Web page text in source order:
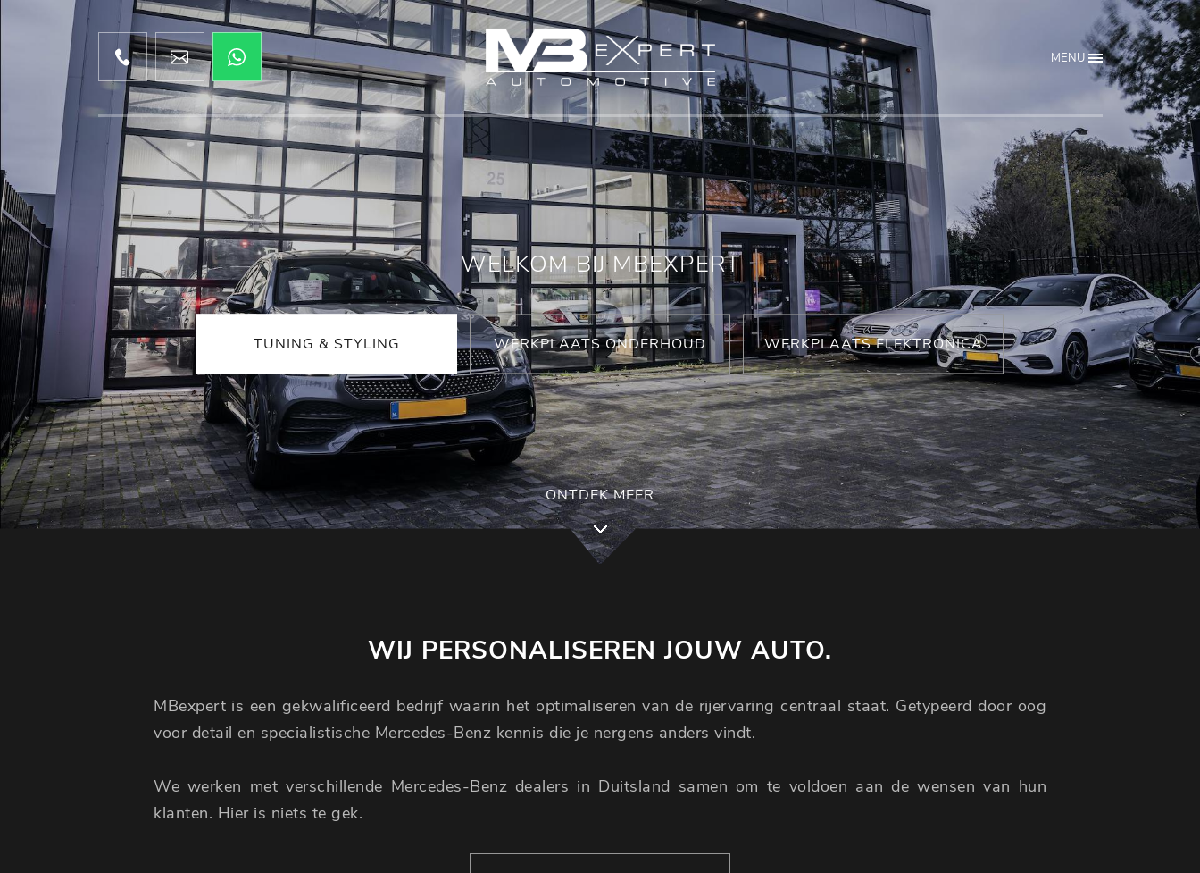
MENU
WELKOM BIJ MBEXPERT
TUNING & STYLING WERKPLAATS ONDERHOUD WERKPLAATS ELEKTRONICA
ONTDEK MEER
WIJ PERSONALISEREN JOUW AUTO.
MBexpert is een gekwalificeerd bedrijf waarin het optimaliseren van de rijervaring centraal staat. Getypeerd door oog
voor detail en specialistische Mercedes-Benz kennis die je nergens anders vindt.
We werken met verschillende Mercedes-Benz dealers in Duitsland samen om te voldoen aan de wensen van hun
klanten. Hier is niets te gek.